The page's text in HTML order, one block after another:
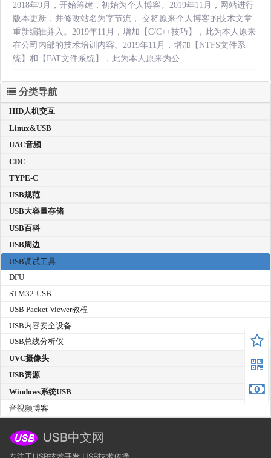
2018年9月，开始筹建，初始为个人博客。2019年11月，网站进行
版本更新，并修改站名为字节流， 交将原来个人博客的技术文章
重新编辑并入。2019年11月，增加【C/C++技巧】，此为本人原来
在公司内部的技术培训内容。2019年11月，增加【NTFS文件系
统】和【FAT文件系统】，此为本人原来为公......
分类导航
HID人机交互
Linux&USB
UAC音频
CDC
TYPE-C
USB规范
USB大容量存储
USB百科
USB周边
USB调试工具
DFU
STM32-USB
USB Packet Viewer教程
USB内容安全设备
USB总线分析仪
UVC摄像头
USB资源
Windows系统USB
音视频博客
USB中文网